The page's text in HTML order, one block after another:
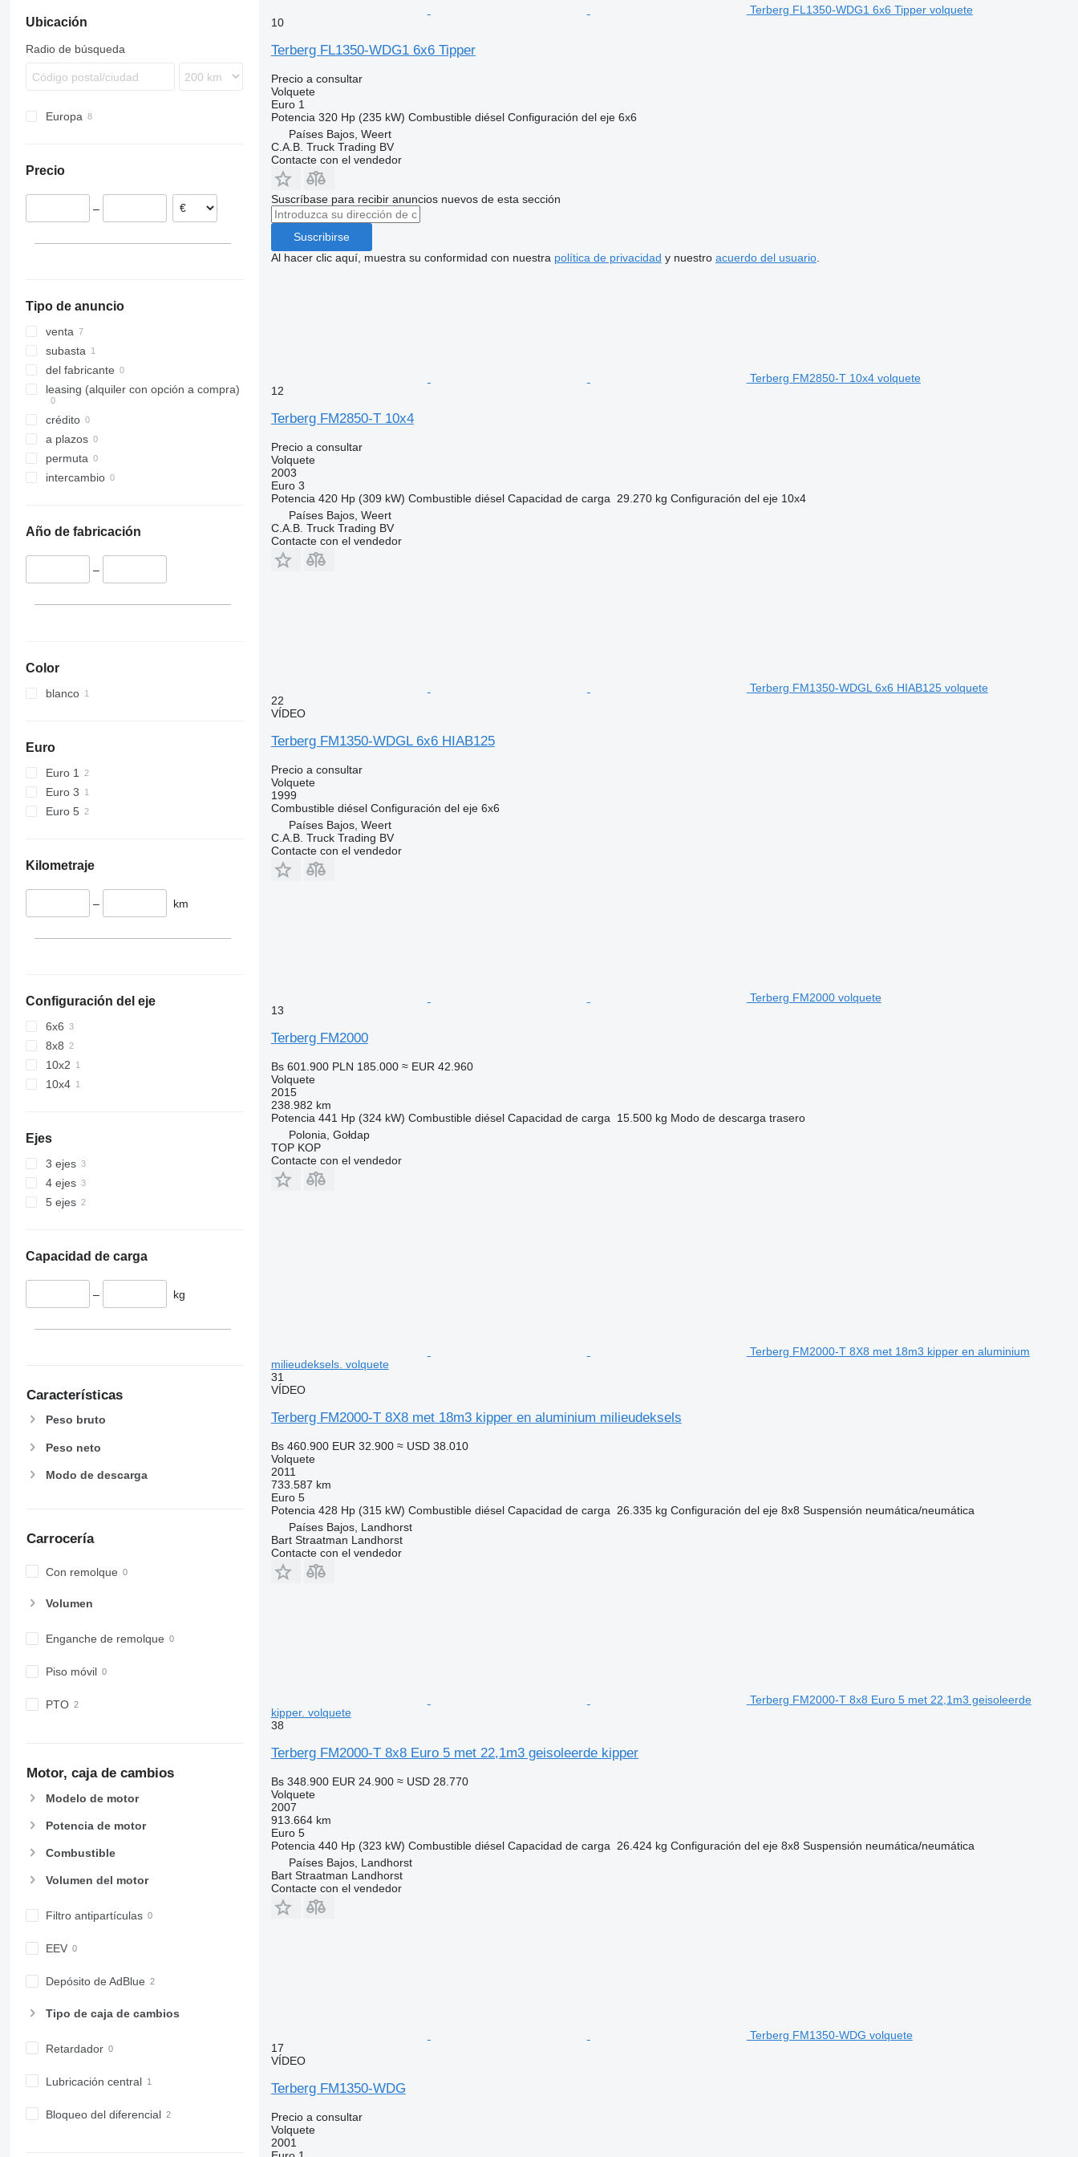
N-series
Terberg
VM
Ubicación
Radio de búsqueda
Europa
Precio
–
Tipo de anuncio
venta
subasta
del fabricante
leasing (alquiler con opción a compra)
crédito
a plazos
permuta
intercambio
Año de fabricación
–
Color
blanco
Euro
Euro 1
Euro 3
Euro 5
Kilometraje
– km
Configuración del eje
6x6
8x8
10x2
10x4
Ejes
3 ejes
4 ejes
5 ejes
Capacidad de carga
– kg
Características
Peso bruto
Peso neto
Modo de descarga
Carrocería
Con remolque
Volumen
Enganche de remolque
Piso móvil
PTO
Motor, caja de cambios
Modelo de motor
Potencia de motor
Combustible
Volumen del motor
Filtro antipartículas
EEV
Depósito de AdBlue
Tipo de caja de cambios
Retardador
Lubricación central
Bloqueo del diferencial
Terberg FL1350-WDG1 6x6 Tipper volquete
10
Terberg FL1350-WDG1 6x6 Tipper
Precio a consultar
Volquete
Euro 1
Potencia 320 Hp (235 kW) Combustible diésel Configuración del eje 6x6
Países Bajos, Weert
C.A.B. Truck Trading BV
Contacte con el vendedor
Suscríbase para recibir anuncios nuevos de esta sección
Suscribirse
Al hacer clic aquí, muestra su conformidad con nuestra política de privacidad y nuestro acuerdo del usuario.
Terberg FM2850-T 10x4 volquete
12
Terberg FM2850-T 10x4
Precio a consultar
Volquete
2003
Euro 3
Potencia 420 Hp (309 kW) Combustible diésel Capacidad de carga 29.270 kg Configuración del eje 10x4
Países Bajos, Weert
C.A.B. Truck Trading BV
Contacte con el vendedor
Terberg FM1350-WDGL 6x6 HIAB125 volquete
22
VÍDEO
Terberg FM1350-WDGL 6x6 HIAB125
Precio a consultar
Volquete
1999
Combustible diésel Configuración del eje 6x6
Países Bajos, Weert
C.A.B. Truck Trading BV
Contacte con el vendedor
Terberg FM2000 volquete
13
Terberg FM2000
Bs 601.900 PLN 185.000 ≈ EUR 42.960
Volquete
2015
238.982 km
Potencia 441 Hp (324 kW) Combustible diésel Capacidad de carga 15.500 kg Modo de descarga trasero
Polonia, Gołdap
TOP KOP
Contacte con el vendedor
Terberg FM2000-T 8X8 met 18m3 kipper en aluminium
milieudeksels. volquete
31
VÍDEO
Terberg FM2000-T 8X8 met 18m3 kipper en aluminium milieudeksels
Bs 460.900 EUR 32.900 ≈ USD 38.010
Volquete
2011
733.587 km
Euro 5
Potencia 428 Hp (315 kW) Combustible diésel Capacidad de carga 26.335 kg Configuración del eje 8x8 Suspensión neumática/neumática
Países Bajos, Landhorst
Bart Straatman Landhorst
Contacte con el vendedor
Terberg FM2000-T 8x8 Euro 5 met 22,1m3 geisoleerde
kipper. volquete
38
Terberg FM2000-T 8x8 Euro 5 met 22,1m3 geisoleerde kipper
Bs 348.900 EUR 24.900 ≈ USD 28.770
Volquete
2007
913.664 km
Euro 5
Potencia 440 Hp (323 kW) Combustible diésel Capacidad de carga 26.424 kg Configuración del eje 8x8 Suspensión neumática/neumática
Países Bajos, Landhorst
Bart Straatman Landhorst
Contacte con el vendedor
Terberg FM1350-WDG volquete
17
VÍDEO
Terberg FM1350-WDG
Precio a consultar
Volquete
2001